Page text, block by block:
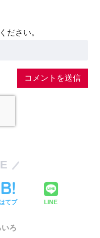
ださい。
てブ LINE
ろ